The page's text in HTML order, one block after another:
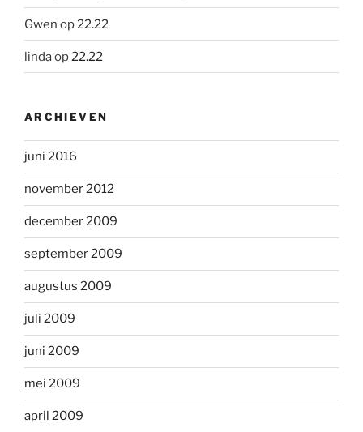
Gwen op22.22
lindaop22.22
ARCHIEVEN
juni 2016
november 2012
december 2009
september 2009
augustus 2009
juli 2009
juni 2009
mei 2009
april 2009